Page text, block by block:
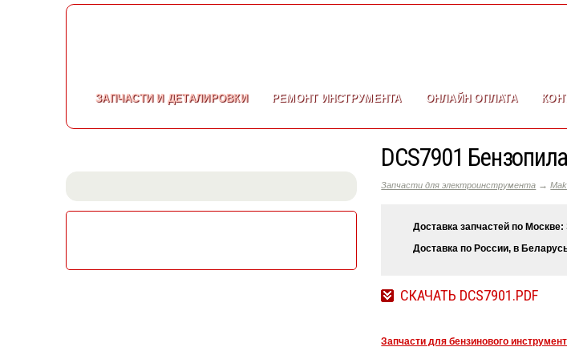
ЗАПЧАСТИИ ДЕТАЛИРОВКИ РЕМОНТИНСТРУМЕНТА ОНЛАЙН ОПЛАТА
DCS7901
Запчасти для электроинструмента →
Доставка запчастей по Москве:
Доставка по России, в
СКАЧАТЬ DCS7901.PDF
Запчасти для бензинового